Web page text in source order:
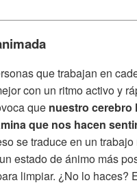
que trabajan en
con un ritmo activo y
que nuestro cerebro
que nos hacen
se traduce en un
estado de ánimo más
limpiar. ¿No lo haces?